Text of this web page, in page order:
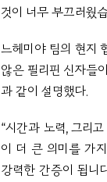
것이 너무 부끄러웠
느헤미야 팀의 현지
않은 필리핀 신자들
과 같이 설명했다.
“시간과 노력, 그리
이 더 큰 의미를 가
강력한 간증이 됩니